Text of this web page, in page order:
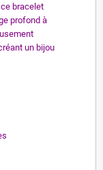
ce bracelet
profond à
un bijou